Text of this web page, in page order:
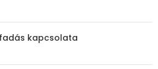
kapcsolata